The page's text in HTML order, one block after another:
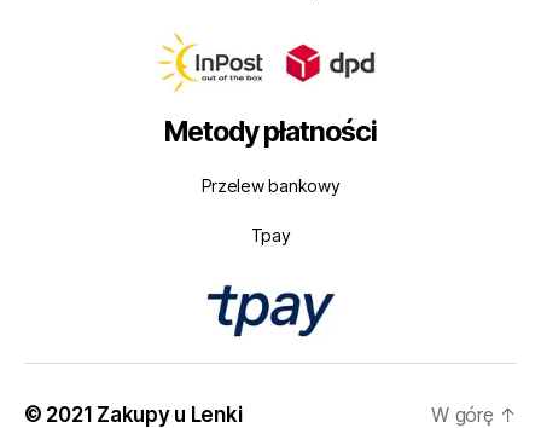
Metody płatności
Przelew bankowy
Tpay
© 2021 Zakupy u Lenki W górę ↑